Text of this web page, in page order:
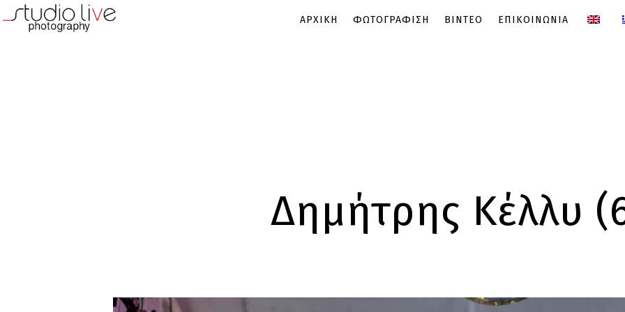
ΑΡΧΙΚΗ ΦΩΤΟΓΡΑΦΙΣΗ ΒΙΝΤΕΟ ΕΠΙΚΟΙΝΩΝΙΑ
Δημήτρης Κέλλυ